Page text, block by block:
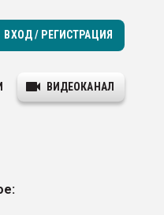
ВХОД / РЕГИСТРАЦИЯ
ВИДЕОКАНАЛ